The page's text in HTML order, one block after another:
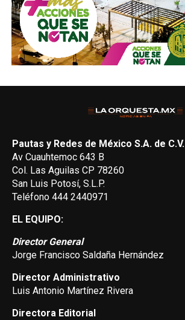
Pautas y Redes de México S.A. de C.V.
Av Cuauhtemoc 643 B
Col. Las Aguilas CP 78260
San Luis Potosí, S.L.P.
Teléfono 444 2440971
EL EQUIPO:
Director General
Jorge Francisco Saldaña Hernández
Director Administrativo
Luis Antonio Martínez Rivera
Directora Editorial